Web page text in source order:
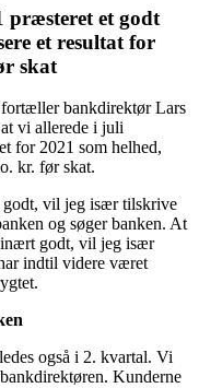
præsteret et godt
et resultat for
skat
bankdirektør Lars
vi allerede i juli
for 2021 som helhed,
kr. før skat.
vil jeg især tilskrive
og søger banken. At
godt, vil jeg især
indtil videre været
også i 2. kvartal. Vi
Kunderne